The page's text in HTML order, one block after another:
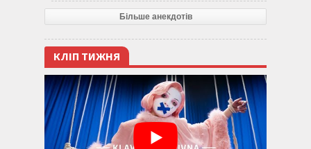
Більше анекдотів
КЛІП ТИЖНЯ